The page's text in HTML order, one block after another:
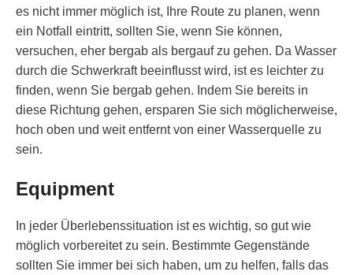
es nicht immer möglich ist, Ihre Route zu planen, wenn
ein Notfall eintritt, sollten Sie, wenn Sie können,
versuchen, eher bergab als bergauf zu gehen. Da Wasser
durch die Schwerkraft beeinflusst wird, ist es leichter zu
finden, wenn Sie bergab gehen. Indem Sie bereits in
diese Richtung gehen, ersparen Sie sich möglicherweise,
hoch oben und weit entfernt von einer Wasserquelle zu
sein.
Equipment
In jeder Überlebenssituation ist es wichtig, so gut wie
möglich vorbereitet zu sein. Bestimmte Gegenstände
sollten Sie immer bei sich haben, um zu helfen, falls das